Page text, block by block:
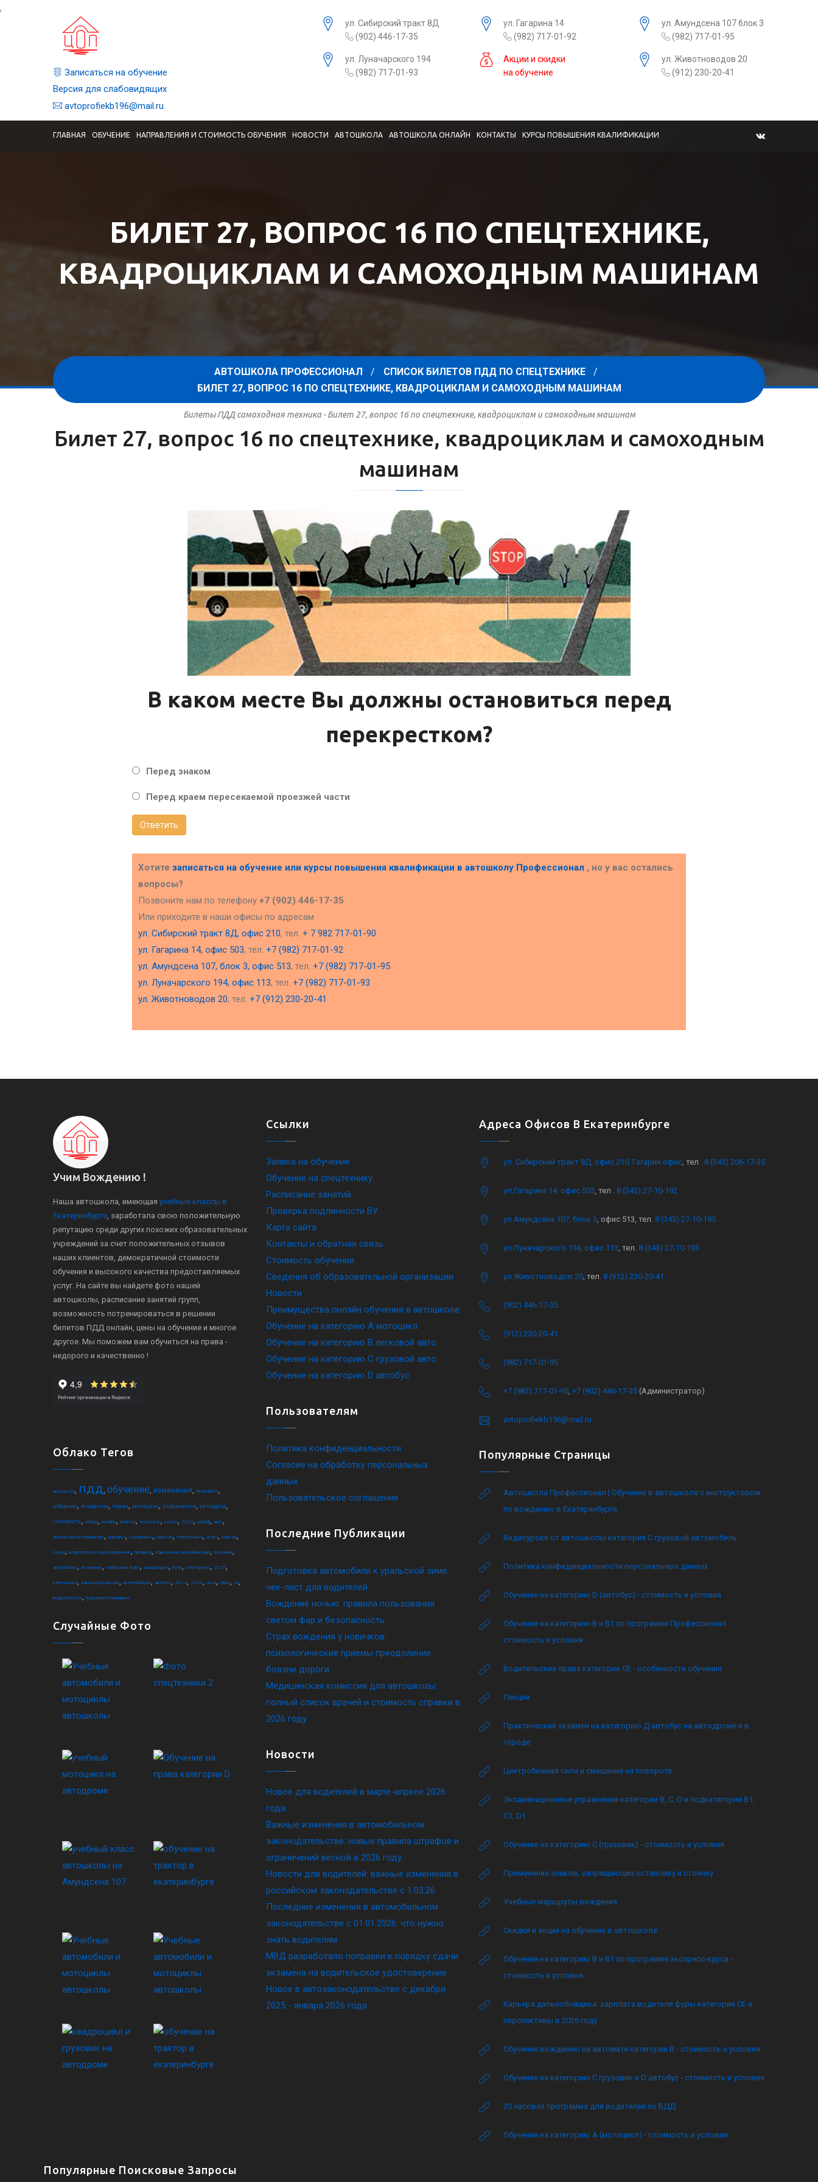
,
Записаться на обучение
Версия для слабовидящих
avtoprofiekb196@mail.ru
ул. Сибирский тракт 8Д
(902) 446-17-35
ул. Гагарина 14
(982) 717-01-92
ул. Амундсена 107 блок 3
(982) 717-01-95
ул. Луначарского 194
(982) 717-01-93
Акции и скидки
на обучение
ул. Животноводов 20
(912) 230-20-41
ГЛАВНАЯ ОБУЧЕНИЕ НАПРАВЛЕНИЯ И СТОИМОСТЬ ОБУЧЕНИЯ НОВОСТИ АВТОШКОЛА АВТОШКОЛА ОНЛАЙН КОНТАКТЫ КУРСЫ ПОВЫШЕНИЯ КВАЛИФИКАЦИИ
БИЛЕТ 27, ВОПРОС 16 ПО СПЕЦТЕХНИКЕ,
КВАДРОЦИКЛАМ И САМОХОДНЫМ МАШИНАМ
АВТОШКОЛА ПРОФЕССИОНАЛ
СПИСОК БИЛЕТОВ ПДД ПО СПЕЦТЕХНИКЕ
БИЛЕТ 27, ВОПРОС 16 ПО СПЕЦТЕХНИКЕ, КВАДРОЦИКЛАМ И САМОХОДНЫМ МАШИНАМ
Билеты ПДД самоходная техника - Билет 27, вопрос 16 по спецтехнике, квадроциклам и самоходным машинам
Билет 27, вопрос 16 по спецтехнике, квадроциклам и самоходным
машинам
В каком месте Вы должны остановиться перед
перекрестком?
Перед знаком
Перед краем пересекаемой проезжей части
Ответить
Хотите записаться на обучение или курсы повышения квалификации в автошколу Профессионал , но у вас остались
вопросы?
Позвоните нам по телефону +7 (902) 446-17-35
Или приходите в наши офисы по адресам
ул. Сибирский тракт 8Д, офис 210, тел. + 7 982 717-01-90
ул. Гагарина 14, офис 503, тел. +7 (982) 717-01-92
ул. Амундсена 107, блок 3, офис 513, тел. +7 (982) 717-01-95
ул. Луначарского 194, офис 113, тел. +7 (982) 717-01-93
ул. Животноводов 20, тел. +7 (912) 230-20-41
Учим Вождению !
Наша автошкола, имеющая учебные классы в
Екатеринбурге , заработала свою положительную
репутацию среди других похожих образовательных
учреждений за счет положительных отзывов
наших клиентов, демократичной стоимости
обучения и высокого качества предоставляемых
услуг. На сайте вы найдете фото нашей
автошколы, расписание занятий групп,
возможность потренироваться в решении
билетов ПДД онлайн, цены на обучение и многое
другое. Мы поможем вам обучиться на права -
недорого и качественно !
Облако Тегов
автошкола пдд обучение изменения экзамен
собрание вождение права мотоцикл упражнения автодром
стоимость гибдд онлайн трактор техосмотр курсы 2022 штраф авто
автошкола екатеринбург маршрут сортировка новости спецтехника осаго шарташ
закон водительское удостоверение правила повышение квалификации грузовик
автомобиль экзамены сибирский тракт квадроцикл коап категория c 2025
категория d законодательство екатеринбург автобус 2024 2023 цена офис ce
водительское тракторист-машинист
Случайные Фото
Ссылки
Заявка на обучение
Обучение на спецтехнику
Расписание занятий
Проверка подлинности ВУ
Карта сайта
Контакты и обратная связь
Стоимость обучения
Сведения об образовательной организации
Новости
Преимущества онлайн обучения в автошколе
Обучение на категорию A мотоцикл
Обучение на категорию B легковой авто
Обучение на категорию C грузовой авто
Обучение на категорию D автобус
Пользователям
Политика конфиденциальности
Согласие на обработку персональных
данных
Пользовательское соглашение
Последние Публикации
Подготовка автомобиля к уральской зиме:
чек-лист для водителей
Вождение ночью: правила пользования
светом фар и безопасность
Страх вождения у новичков:
психологические приемы преодоления
боязни дороги
Медицинская комиссия для автошколы:
полный список врачей и стоимость справки в
2026 году
Новости
Новое для водителей в марте-апреле 2026
года
Важные изменения в автомобильном
законодательстве: новые правила штрафов и
ограничений весной в 2026 году
Новости для водителей: важные изменения в
российском законодательстве c 1.03.26
Последние изменения в автомобильном
законодательстве c 01.01.2026: что нужно
знать водителям
МВД разработало поправки к порядку сдачи
экзамена на водительское удостоверение
Новое в автозаконодательстве с декабря
2025 - января 2026 года
Адреса Офисов В Екатеринбурге
ул. Сибирский тракт 8Д, офис 210, Гагарин офис , тел . 8 (343) 206-17-35
ул.Гагарина 14, офис 503 , тел . 8 (343) 27-10-192
ул.Амундсена 107, блок 3 , офис 513, тел. 8 (343) 27-10-195
ул.Луначарского 194, офис 113 , тел. 8 (343) 27-10-193
ул.Животноводов 20 , тел. 8 (912) 230-20-41
(902) 446-17-35
(912) 230-20-41
(982) 717-01-95
+7 (982) 717-01-95 +7 (902) 446-17-35 (Администратор)
avtoprofiekb196@mail.ru
Популярные Страницы
Автошкола Профессионал | Обучение в автошколе с инструктором
по вождению в Екатеринбурге
Видеоуроки от автошколы категория C грузовой автомобиль
Политика конфиденциальности персональных данных
Обучение на категорию D (автобус) - стоимость и условия
Обучение на категорию B и B1 по программе Профессионал -
стоимость и условия
Водительские права категории CE - особенности обучения
Лекции
Практический экзамен на категорию Д автобус на автодроме и в
городе
Центробежная сила и смещение на повороте
Экзаменационные упражнения категории B, C, D и подкатегории B1,
C1, D1
Обучение на категорию C (грузовик) - стоимость и условия
Применение знаков, запрещающих остановку и стоянку
Учебные маршруты вождения
Скидки и акции на обучение в автошколе
Обучение на категорию B и B1 по программе экспресс-курса -
стоимость и условия
Карьера дальнобойщика: зарплата водителя фуры категории CE и
перспективы в 2026 году
Обучение вождению на автомате категории B - стоимость и условия
Обучение на категорию C грузовик и D автобус - стоимость и условия
20 часовая программа для водителей по БДД
Обучение на категорию А (мотоцикл) - стоимость и условия
Популярные Поисковые Запросы